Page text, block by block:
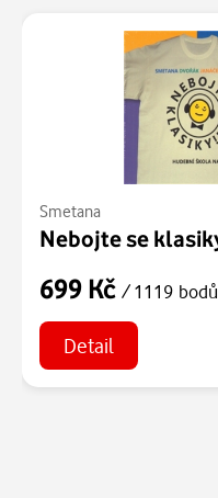
Smetana
699 Kč / 1119 bodů
Detail